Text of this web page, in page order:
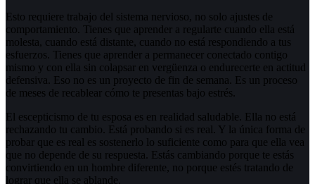
Esto requiere trabajo del sistema nervioso, no solo ajustes de
comportamiento. Tienes que aprender a regularte cuando ella está
molesta, cuando está distante, cuando no está respondiendo a tus
esfuerzos. Tienes que aprender a permanecer conectado contigo
mismo y con ella sin colapsar en vergüenza o endurecerte en actitud
defensiva. Eso no es un proyecto de fin de semana. Es un proceso
de meses de recablear cómo te presentas bajo estrés.
El escepticismo de tu esposa es en realidad saludable. Ella no está
rechazando tu cambio. Está probando si es real. Y la única forma de
probar que es real es sostenerlo lo suficiente como para que ella vea
que no depende de su respuesta. Estás cambiando porque te estás
convirtiendo en un hombre diferente, no porque estés tratando de
lograr que ella se ablande.